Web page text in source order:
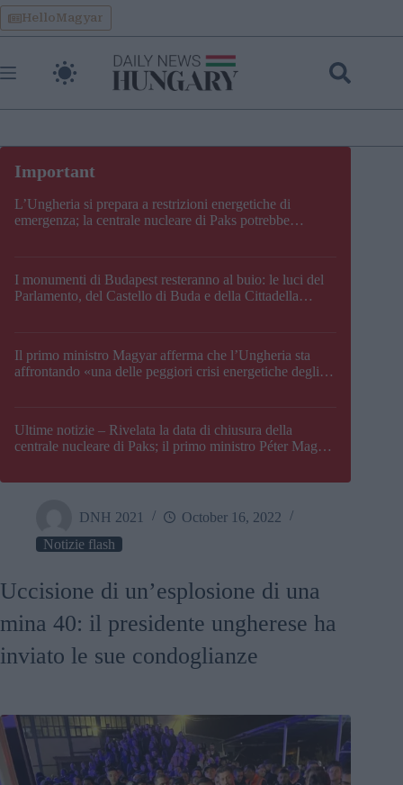
Skip
to
content
HelloMagyar
L’Ungheria si prepara a restrizioni energetiche di
emergenza; la centrale nucleare di Paks potrebbe
I monumenti di Budapest resteranno al buio: le luci del
Parlamento, del Castello di Buda e della Cittadella
Il primo ministro Magyar afferma che l’Ungheria sta
affrontando «una delle peggiori crisi energetiche degli
Ultime notizie – Rivelata la data di chiusura della
centrale nucleare di Paks; il primo ministro Péter Magyar
DNH 2021
October 16, 2022
Notizie flash
Uccisione di un’esplosione di una
mina 40: il presidente ungherese ha
inviato le sue condoglianze